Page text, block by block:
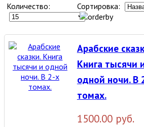
Количество: Сортировка:
Арабские
Книга тысячи
одной ночи. В
томах.
1500.00 руб.